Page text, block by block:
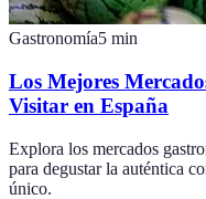
Gastronomía5 min
Los Mejores
Visitar en España
Explora los mercados
para degustar la auténtica
único.